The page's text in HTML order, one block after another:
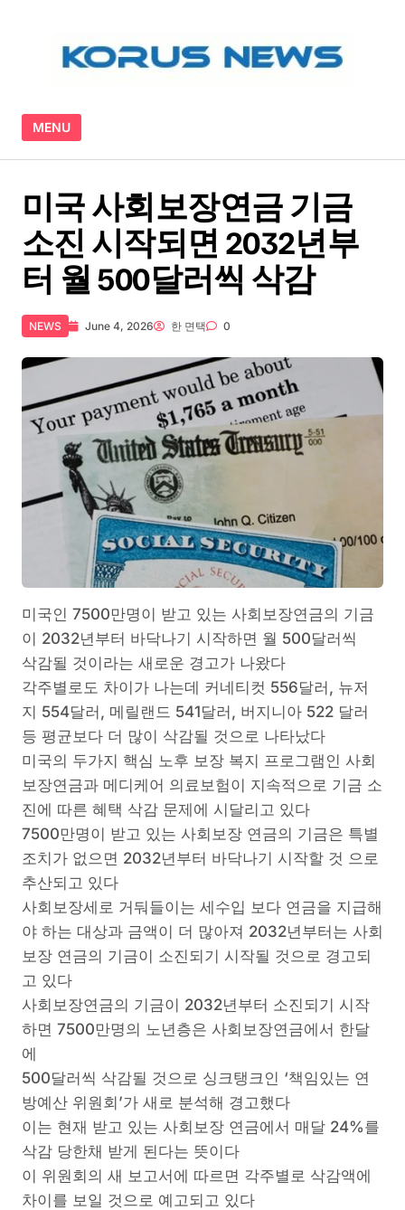
MENU
미국 사회보장연금 기금
소진 시작되면 2032년부
터 월 500달러씩 삭감
NEWS June 4, 2026 한 면택 0
미국인 7500만명이 받고 있는 사회보장연금의 기금
이 2032년부터 바닥나기 시작하면 월 500달러씩
삭감될 것이라는 새로운 경고가 나왔다
각주별로도 차이가 나는데 커네티컷 556달러, 뉴저
지 554달러, 메릴랜드 541달러, 버지니아 522 달러
등 평균보다 더 많이 삭감될 것으로 나타났다
미국의 두가지 핵심 노후 보장 복지 프로그램인 사회
보장연금과 메디케어 의료보험이 지속적으로 기금 소
진에 따른 혜택 삭감 문제에 시달리고 있다
7500만명이 받고 있는 사회보장 연금의 기금은 특별
조치가 없으면 2032년부터 바닥나기 시작할 것 으로
추산되고 있다
사회보장세로 거둬들이는 세수입 보다 연금을 지급해
야 하는 대상과 금액이 더 많아져 2032년부터는 사회
보장 연금의 기금이 소진되기 시작될 것으로 경고되
고 있다
사회보장연금의 기금이 2032년부터 소진되기 시작
하면 7500만명의 노년층은 사회보장연금에서 한달
에
500달러씩 삭감될 것으로 싱크탱크인 ‘책임있는 연
방예산 위원회’가 새로 분석해 경고했다
이는 현재 받고 있는 사회보장 연금에서 매달 24%를
삭감 당한채 받게 된다는 뜻이다
이 위원회의 새 보고서에 따르면 각주별로 삭감액에
차이를 보일 것으로 예고되고 있다